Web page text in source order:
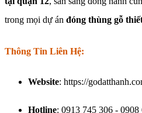
trong mọi dự án đóng thùng gỗ
Thông Tin Liên Hệ:
Website: https://
Hotline: 0913 745 306 - 0908